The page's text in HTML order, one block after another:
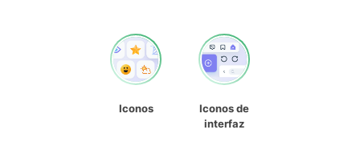
Iconos
Iconos de
interfaz